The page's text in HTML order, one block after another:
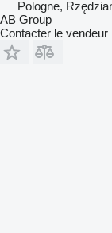
Pologne,
AB Group
Contacter le vendeur